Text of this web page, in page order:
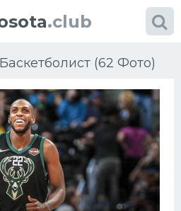
.club
(62 Фото)